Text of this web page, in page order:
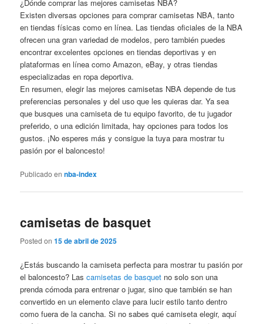
¿Dónde comprar las mejores camisetas NBA?
Existen diversas opciones para comprar camisetas NBA, tanto
en tiendas físicas como en línea. Las tiendas oficiales de la NBA
ofrecen una gran variedad de modelos, pero también puedes
encontrar excelentes opciones en tiendas deportivas y en
plataformas en línea como Amazon, eBay, y otras tiendas
especializadas en ropa deportiva.
En resumen, elegir las mejores camisetas NBA depende de tus
preferencias personales y del uso que les quieras dar. Ya sea
que busques una camiseta de tu equipo favorito, de tu jugador
preferido, o una edición limitada, hay opciones para todos los
gustos. ¡No esperes más y consigue la tuya para mostrar tu
pasión por el baloncesto!
Publicado en nba-index
camisetas de basquet
Posted on15 de abril de 2025
¿Estás buscando la camiseta perfecta para mostrar tu pasión por
el baloncesto? Lascamisetas de basquet no solo son una
prenda cómoda para entrenar o jugar, sino que también se han
convertido en un elemento clave para lucir estilo tanto dentro
como fuera de la cancha. Si no sabes qué camiseta elegir, aquí